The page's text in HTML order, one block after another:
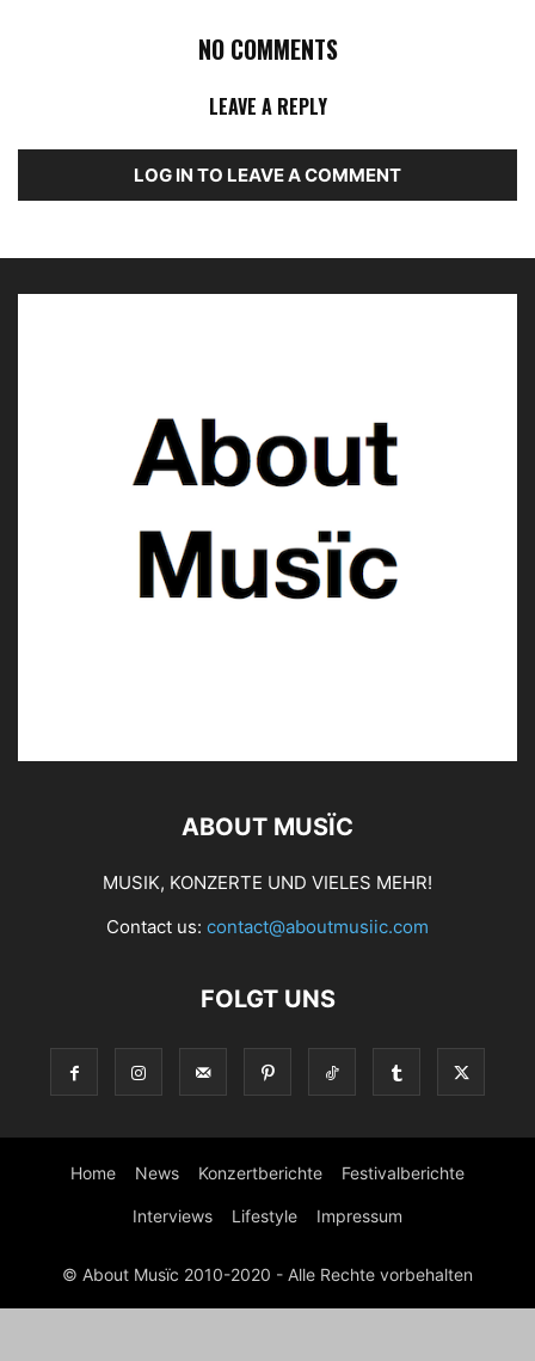
NO COMMENTS
LEAVE A REPLY
LOG IN TO LEAVE A COMMENT
ABOUT MUSÏC
MUSIK, KONZERTE UND VIELES MEHR!
Contact us: contact@aboutmusiic.com
FOLGT UNS
Home News Konzertberichte Festivalberichte
Interviews Lifestyle Impressum
© About Musïc 2010-2020 - Alle Rechte vorbehalten